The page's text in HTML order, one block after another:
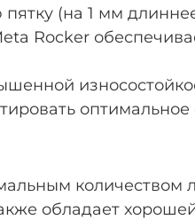
(на 1 мм
Rocker
количеством
обладает